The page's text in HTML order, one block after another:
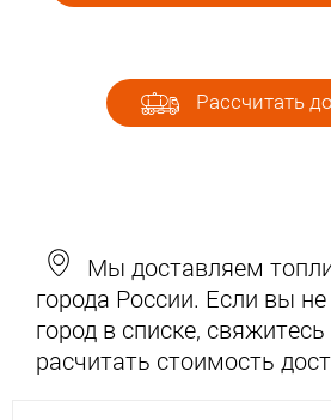
Рассчитать
Мы доставляем
города России. Если вы
город в списке,
расчитать стоимость